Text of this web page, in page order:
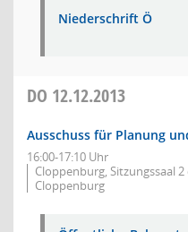
Niederschrift Ö
DO 12.12.2013
Ausschuss für Planung
16:00-17:10 Uhr
Cloppenburg, Sitzungssaal
Cloppenburg